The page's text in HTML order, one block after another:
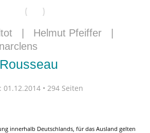
Helmut Pfeiffer
01.12.2014 • 294 Seiten
innerhalb Deutschlands, für das Ausland gelten